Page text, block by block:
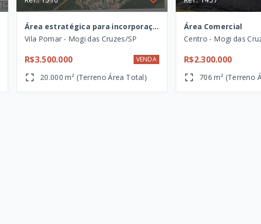
Área estratégica para incorporação imobiliária – 20.000 m² em localização privilegiada
Vila Pomar - Mogi das Cruzes/SP
R$3.500.000 VENDA
20.000 m² (Terreno Área Total)
Área Comercial
Centro - Mogi das
R$2.300.000
706 m² (Terreno